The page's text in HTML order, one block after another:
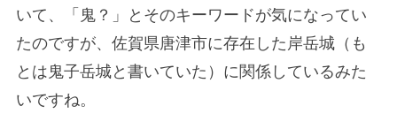
いて、「鬼？」とそのキーワードが気になってい
たのですが、佐賀県唐津市に存在した岸岳城（も
とは鬼子岳城と書いていた）に関係しているみた
いですね。